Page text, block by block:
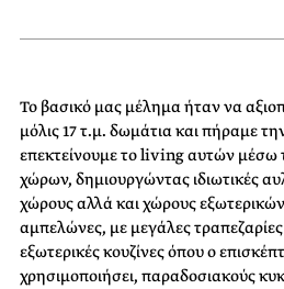
Το βασικό μας μέλημα ήταν να
μόλις 17 τ.μ. δωμάτια και πήραμε
επεκτείνουμε το living αυτών μέσω
χώρων, δημιουργώντας ιδιωτικές
χώρους αλλά και χώρους
αμπελώνες, με μεγάλες
εξωτερικές κουζίνες όπου ο
χρησιμοποιήσει, παραδοσιακούς